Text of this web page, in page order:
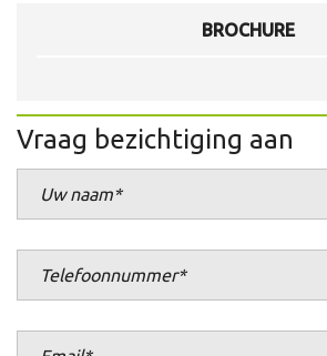
BROCHURE
Vraag bezichtiging aan